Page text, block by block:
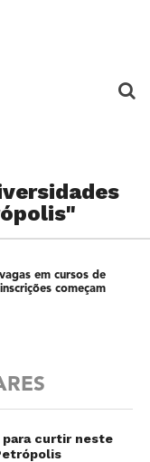
em cursos de
começam
para curtir neste